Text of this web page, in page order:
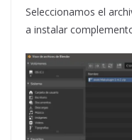
Seleccionamos el
a instalar